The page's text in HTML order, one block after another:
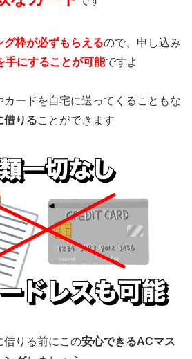
枠が必ずもらえるので、申し込み
手にすることが可能ですよ
カードを自宅に送ってくることもな
借りることができます
借りる前にこの安心できるACマス